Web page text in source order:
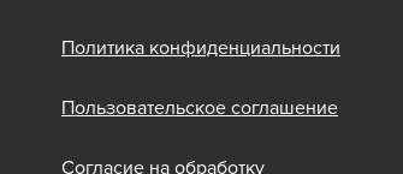
Политика конфиденциальности
Пользовательское соглашение
Согласие на обработку